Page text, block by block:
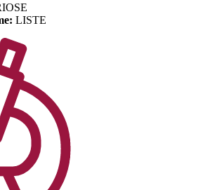
LISTE